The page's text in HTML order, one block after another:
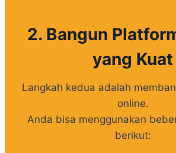
2. Bangun
yang Kuat
Langkah kedua adalah
online.
Anda bisa menggunakan
berikut: